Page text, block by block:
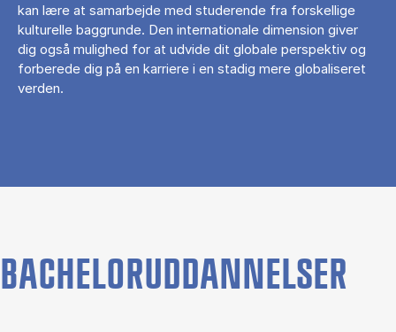
kan lære at samarbejde med studerende fra forskellige
kulturelle baggrunde. Den internationale dimension giver
dig også mulighed for at udvide dit globale perspektiv og
forberede dig på en karriere i en stadig mere globaliseret
verden.
BACHELORUDDANNELSER